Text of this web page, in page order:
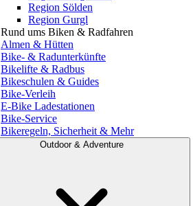
Region Sölden
Region Gurgl
Rund ums Biken & Radfahren
Almen & Hütten
Bike- & Radunterkünfte
Bikelifte & Radbus
Bikeschulen & Guides
Bike-Verleih
E-Bike Ladestationen
Bike-Service
Bikeregeln, Sicherheit & Mehr
Outdoor & Adventure